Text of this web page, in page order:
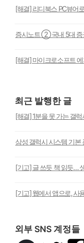
[해결] 리디북스 PC뷰어
증시노트 ② 국내 5대 증
[해결] 마이크로소프트
최근 발행한 글
[해결] 1분을 못 가는 갤
삼성 갤럭시 시스템 기본
[기고] 글 쓰듯 책 읽듯…
[기고] 웹에서 앱으로, 사
외부 SNS 계정들